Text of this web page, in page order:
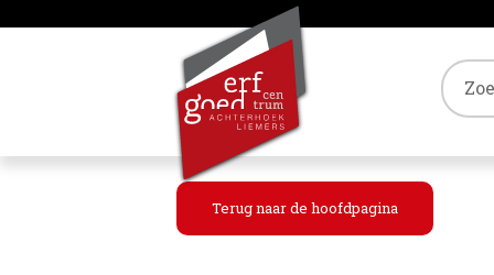
Terug naar de hoofdpagina